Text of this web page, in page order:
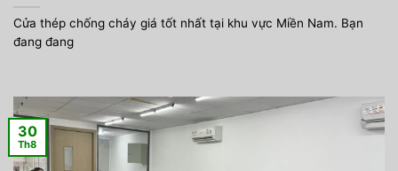
Cửa thép chống cháy giá tốt nhất tại khu vực Miền Nam. Bạn
đang đang
30
Th8